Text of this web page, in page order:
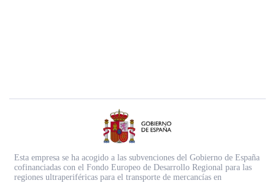
Esta empresa se ha acogido a las subvenciones del Gobierno de España
cofinanciadas con el Fondo Europeo de Desarrollo Regional para las
regiones ultraperiféricas para el transporte de mercancías en